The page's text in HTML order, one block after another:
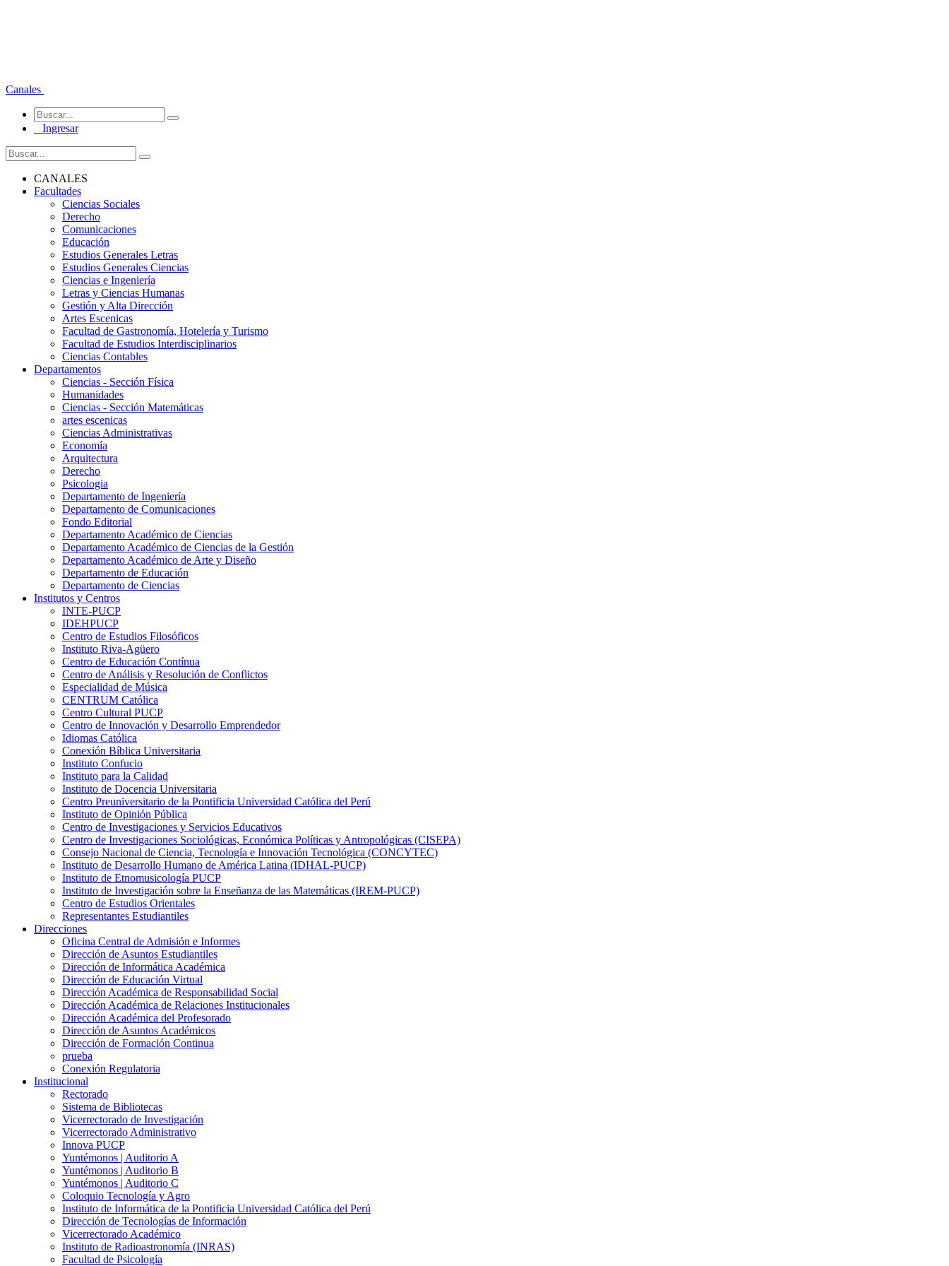
Canales
Ingresar
CANALES
Facultades
Ciencias Sociales
Derecho
Comunicaciones
Educación
Estudios Generales Letras
Estudios Generales Ciencias
Ciencias e Ingeniería
Letras y Ciencias Humanas
Gestión y Alta Dirección
Artes Escenicas
Facultad de Gastronomía, Hotelería y Turismo
Facultad de Estudios Interdisciplinarios
Ciencias Contables
Departamentos
Ciencias - Sección Física
Humanidades
Ciencias - Sección Matemáticas
artes escenicas
Ciencias Administrativas
Economía
Arquitectura
Derecho
Psicologia
Departamento de Ingeniería
Departamento de Comunicaciones
Fondo Editorial
Departamento Académico de Ciencias
Departamento Académico de Ciencias de la Gestión
Departamento Académico de Arte y Diseño
Departamento de Educación
Departamento de Ciencias
Institutos y Centros
INTE-PUCP
IDEHPUCP
Centro de Estudios Filosóficos
Instituto Riva-Agüero
Centro de Educación Contínua
Centro de Análisis y Resolución de Conflictos
Especialidad de Música
CENTRUM Católica
Centro Cultural PUCP
Centro de Innovación y Desarrollo Emprendedor
Idiomas Católica
Conexión Bíblica Universitaria
Instituto Confucio
Instituto para la Calidad
Instituto de Docencia Universitaria
Centro Preuniversitario de la Pontificia Universidad Católica del Perú
Instituto de Opinión Pública
Centro de Investigaciones y Servicios Educativos
Centro de Investigaciones Sociológicas, Económica Políticas y Antropológicas (CISEPA)
Consejo Nacional de Ciencia, Tecnología e Innovación Tecnológica (CONCYTEC)
Instituto de Desarrollo Humano de América Latina (IDHAL-PUCP)
Instituto de Etnomusicología PUCP
Instituto de Investigación sobre la Enseñanza de las Matemáticas (IREM-PUCP)
Centro de Estudios Orientales
Representantes Estudiantiles
Direcciones
Oficina Central de Admisión e Informes
Dirección de Asuntos Estudiantiles
Dirección de Informática Académica
Dirección de Educación Virtual
Dirección Académica de Responsabilidad Social
Dirección Académica de Relaciones Institucionales
Dirección Académica del Profesorado
Dirección de Asuntos Académicos
Dirección de Formación Continua
prueba
Conexión Regulatoria
Institucional
Rectorado
Sistema de Bibliotecas
Vicerrectorado de Investigación
Vicerrectorado Administrativo
Innova PUCP
Yuntémonos | Auditorio A
Yuntémonos | Auditorio B
Yuntémonos | Auditorio C
Coloquio Tecnología y Agro
Instituto de Informática de la Pontificia Universidad Católica del Perú
Dirección de Tecnologías de Información
Vicerrectorado Académico
Instituto de Radioastronomía (INRAS)
Facultad de Psicología